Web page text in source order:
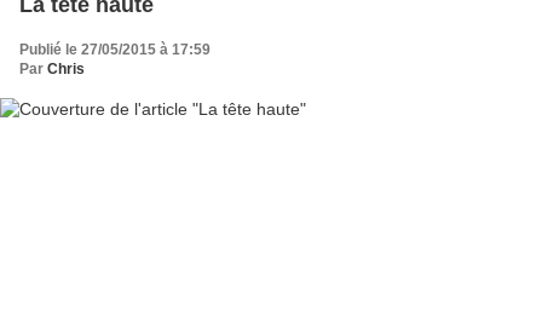
Publié le 27/05/2015 à 17:59
Par Chris